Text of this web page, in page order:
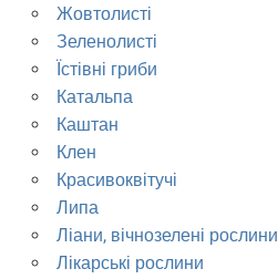
Жовтолисті
Зеленолисті
Їстівні гриби
Катальпа
Каштан
Клен
Красивоквітучі
Липа
Ліани, вічнозелені рослини
Лікарські рослини